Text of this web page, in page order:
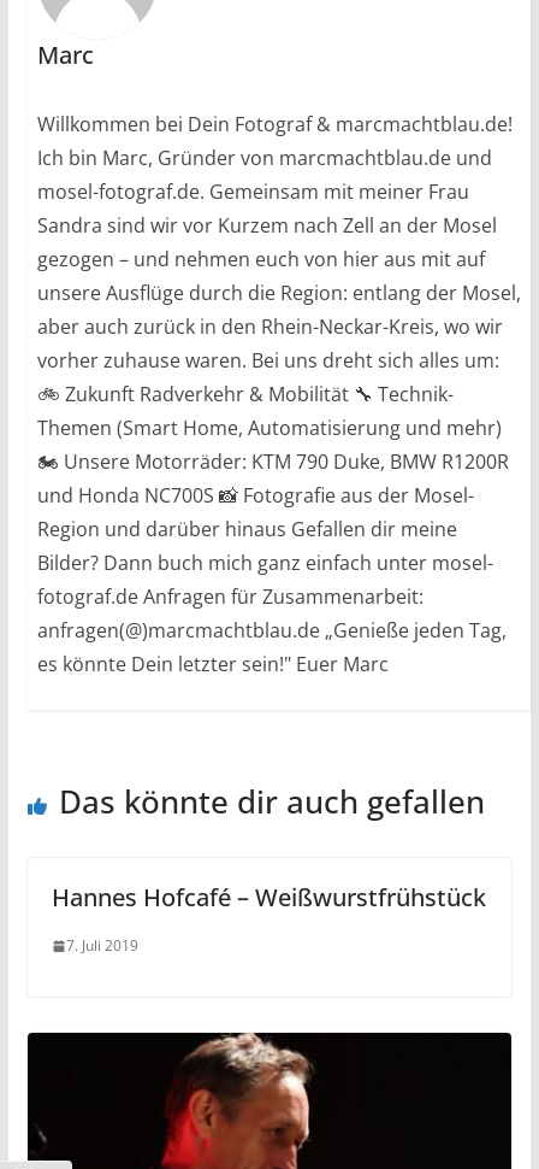
Marc
Willkommen bei Dein Fotograf & marcmachtblau.de!
Ich bin Marc, Gründer von marcmachtblau.de und
mosel-fotograf.de. Gemeinsam mit meiner Frau
Sandra sind wir vor Kurzem nach Zell an der Mosel
gezogen – und nehmen euch von hier aus mit auf
unsere Ausflüge durch die Region: entlang der Mosel,
aber auch zurück in den Rhein-Neckar-Kreis, wo wir
vorher zuhause waren. Bei uns dreht sich alles um:
🚲 Zukunft Radverkehr & Mobilität 🔧 Technik-
Themen (Smart Home, Automatisierung und mehr)
🏍️ Unsere Motorräder: KTM 790 Duke, BMW R1200R
und Honda NC700S 📸 Fotografie aus der Mosel-
Region und darüber hinaus Gefallen dir meine
Bilder? Dann buch mich ganz einfach unter mosel-
fotograf.de Anfragen für Zusammenarbeit:
anfragen(@)marcmachtblau.de „Genieße jeden Tag,
es könnte Dein letzter sein!" Euer Marc
Das könnte dir auch gefallen
Hannes Hofcafé – Weißwurstfrühstück
7. Juli 2019